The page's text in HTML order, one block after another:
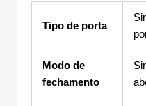
Tipo de porta
Modo de
fechamento